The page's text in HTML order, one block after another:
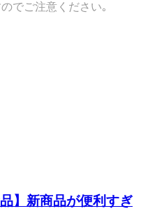
でご注意ください｡
】新商品が便利すぎ